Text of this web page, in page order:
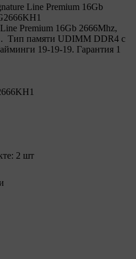
Line Premium 16Gb
Premium 16Gb 2666Mhz,
Тип памяти UDIMM DDR4 с
19-19-19. Гарантия 1
2 шт